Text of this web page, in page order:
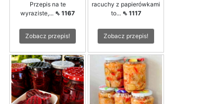
Przepis na te
wyraziste,... ⇖ 1167
Zobacz przepis!
racuchy z papierówkami
to... ⇖ 1117
Zobacz przepis!